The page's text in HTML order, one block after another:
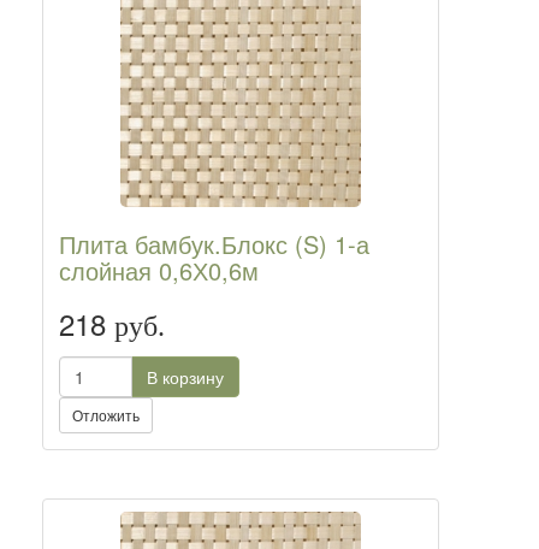
Плита бамбук.Блокс (S) 1-а
слойная 0,6Х0,6м
218 руб.
В корзину
Отложить